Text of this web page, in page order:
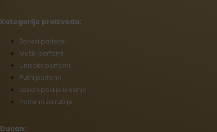
Kategorije proizvoda:
Źenski parfemi
Muški parfemi
Uniseks parfemi
Putni parfemi
Losion poslije brijanja
Parfemi za rublje
Ducan: